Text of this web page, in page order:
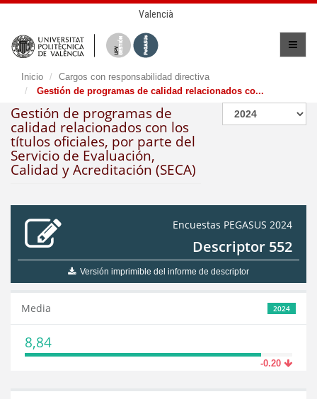
Valencià
Inicio
Cargos con responsabilidad directiva
Gestión de programas de calidad relacionados co...
Gestión de programas de
calidad relacionados con los
títulos oficiales, por parte del
Servicio de Evaluación,
Calidad y Acreditación (SECA)
Encuestas PEGASUS 2024
Descriptor 552
Versión imprimible del informe de descriptor
2024
Media
8,84
-0.20